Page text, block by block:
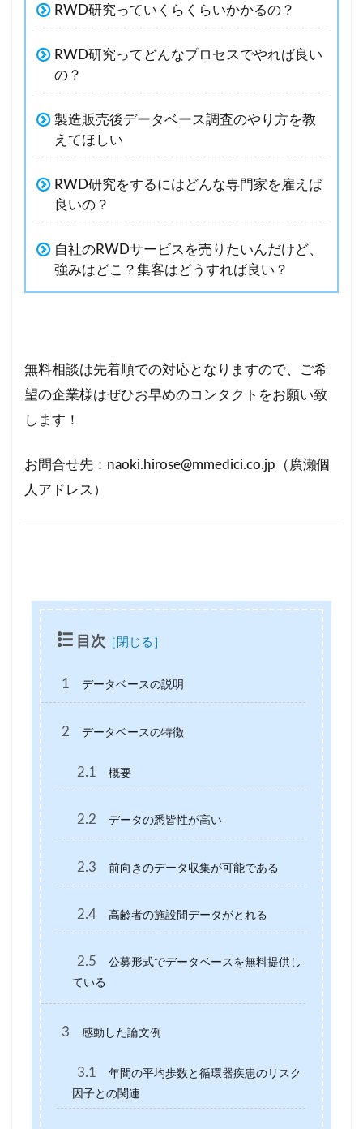
RWD研究っていくらくらいかかるの？
RWD研究ってどんなプロセスでやれば良い
の？
製造販売後データベース調査のやり方を教
えてほしい
RWD研究をするにはどんな専門家を雇えば
良いの？
自社のRWDサービスを売りたいんだけど、
強みはどこ？集客はどうすれば良い？
無料相談は先着順での対応となりますので、ご希
望の企業様はぜひお早めのコンタクトをお願い致
します！
お問合せ先：naoki.hirose@mmedici.co.jp（廣瀬個
人アドレス）
目次
1 データベースの説明
2 データベースの特徴
2.1 概要
2.2 データの悉皆性が高い
2.3 前向きのデータ収集が可能である
2.4 高齢者の施設間データがとれる
2.5
公募形式でデータベースを無料提供し
ている
3 感動した論文例
3.1
年間の平均歩数と循環器疾患のリスク
因子との関連